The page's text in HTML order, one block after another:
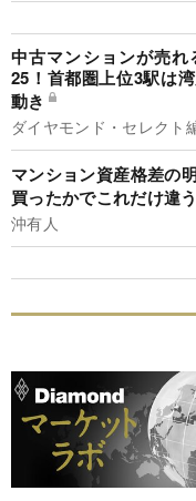
中古マンションが売れ
25！首都圏上位3駅は
動き
ダイヤモンド・セレクト
マンション資産格差の
買ったかでこれだけ違
沖有人